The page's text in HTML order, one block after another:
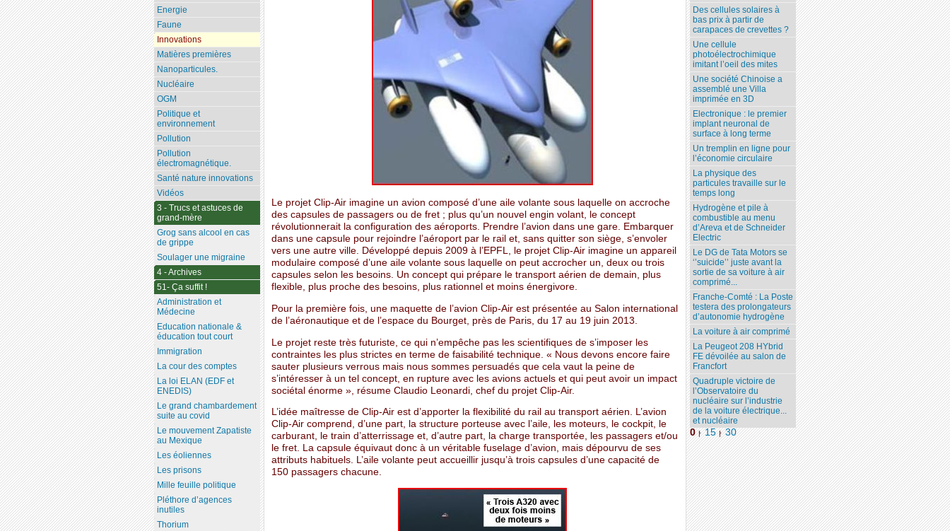
Le projet Clip-Air imagine un avion composé d’une aile volante sous laquelle on accroche
des capsules de passagers ou de fret ; plus qu’un nouvel engin volant, le concept
révolutionnerait la configuration des aéroports. Prendre l’avion dans une gare. Embarquer
dans une capsule pour rejoindre l’aéroport par le rail et, sans quitter son siège, s’envoler
vers une autre ville. Développé depuis 2009 à l’EPFL, le projet Clip-Air imagine un appareil
modulaire composé d’une aile volante sous laquelle on peut accrocher un, deux ou trois
capsules selon les besoins. Un concept qui prépare le transport aérien de demain, plus
flexible, plus proche des besoins, plus rationnel et moins énergivore.
Pour la première fois, une maquette de l’avion Clip-Air est présentée au Salon international
de l’aéronautique et de l’espace du Bourget, près de Paris, du 17 au 19 juin 2013.
Le projet reste très futuriste, ce qui n’empêche pas les scientifiques de s’imposer les
contraintes les plus strictes en terme de faisabilité technique. « Nous devons encore faire
sauter plusieurs verrous mais nous sommes persuadés que cela vaut la peine de
s’intéresser à un tel concept, en rupture avec les avions actuels et qui peut avoir un impact
sociétal énorme », résume Claudio Leonardi, chef du projet Clip-Air.
L’idée maîtresse de Clip-Air est d’apporter la flexibilité du rail au transport aérien. L’avion
Clip-Air comprend, d’une part, la structure porteuse avec l’aile, les moteurs, le cockpit, le
carburant, le train d’atterrissage et, d’autre part, la charge transportée, les passagers et/ou
le fret. La capsule équivaut donc à un véritable fuselage d’avion, mais dépourvu de ses
attributs habituels. L’aile volante peut accueillir jusqu’à trois capsules d’une capacité de
150 passagers chacune.
Des cellules solaires à
bas prix à partir de
carapaces de crevettes ?
Une cellule
photoélectrochimique
imitant l’oeil des mites
Une société Chinoise a
assemblé une Villa
imprimée en 3D
Electronique : le premier
implant neuronal de
surface à long terme
Un tremplin en ligne pour
l’économie circulaire
La physique des
particules travaille sur le
temps long
Hydrogène et pile à
combustible au menu
d’Areva et de Schneider
Electric
Le DG de Tata Motors se
‘’suicide’’ juste avant la
sortie de sa voiture à air
comprimé...
Franche-Comté : La Poste
testera des prolongateurs
d’autonomie hydrogène
La voiture à air comprimé
La Peugeot 208 HYbrid
FE dévoilée au salon de
Francfort
Quadruple victoire de
l’Observatoire du
nucléaire sur l’industrie
de la voiture électrique...
et nucléaire
0 | 15 | 30
Energie
Faune
Innovations
Matières premières
Nanoparticules.
Nucléaire
OGM
Politique et
environnement
Pollution
Pollution
électromagnétique.
Santé nature innovations
Vidéos
3 - Trucs et astuces de
grand-mère
Grog sans alcool en cas
de grippe
Soulager une migraine
4 - Archives
51- Ça suffit !
Administration et
Médecine
Education nationale &
éducation tout court
Immigration
La cour des comptes
La loi ELAN (EDF et
ENEDIS)
Le grand chambardement
suite au covid
Le mouvement Zapatiste
au Mexique
Les éoliennes
Les prisons
Mille feuille politique
Pléthore d’agences
inutiles
Thorium